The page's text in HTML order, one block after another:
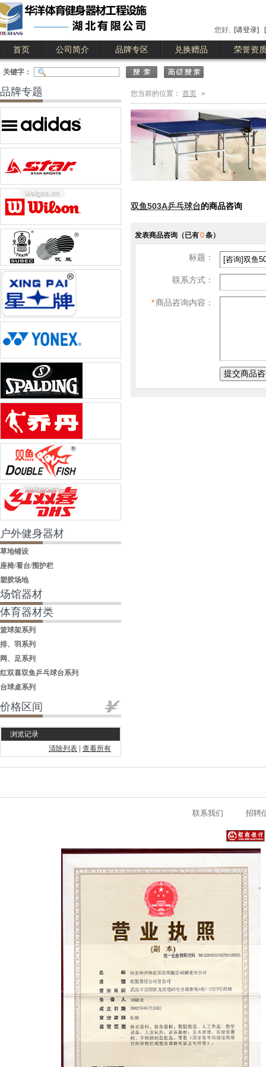
您好, [请登录]
首页 公司简介 品牌专区 兑换赠品 荣誉资
公司简介 公司业绩
关键字：
品牌专题
户外健身器材
草地铺设
座椅/看台/围护栏
塑胶场地
场馆器材
体育器材类
篮球架系列
排、羽系列
网、足系列
红双喜双鱼乒乓球台系列
台球桌系列
价格区间
浏览记录
清除列表| 查看所有
您当前的位置： 首页 »
双鱼503A乒乓球台的商品咨询
发表商品咨询 （已有0条）
标题：
联系方式：
*商品咨询内容：
联系我们 招聘